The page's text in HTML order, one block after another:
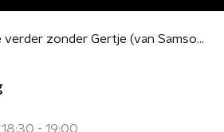
Hoe verder zonder Gertje (van Samson)?
- 19:00